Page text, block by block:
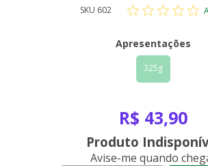
SKU 602
Apresentações
325g
R$ 43,90
Produto
Avise-me quando